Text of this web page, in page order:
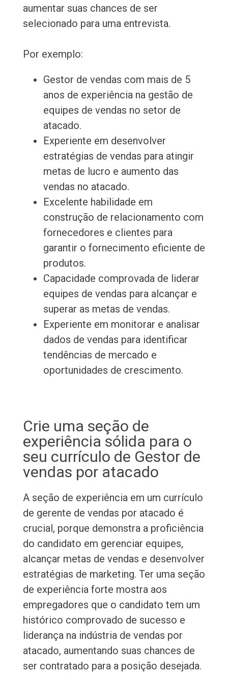
aumentar suas chances de ser
selecionado para uma entrevista.
Por exemplo:
Gestor de vendas com mais de 5
anos de experiência na gestão de
equipes de vendas no setor de
atacado.
Experiente em desenvolver
estratégias de vendas para atingir
metas de lucro e aumento das
vendas no atacado.
Excelente habilidade em
construção de relacionamento com
fornecedores e clientes para
garantir o fornecimento eficiente de
produtos.
Capacidade comprovada de liderar
equipes de vendas para alcançar e
superar as metas de vendas.
Experiente em monitorar e analisar
dados de vendas para identificar
tendências de mercado e
oportunidades de crescimento.
Crie uma seção de
experiência sólida para o
seu currículo de Gestor de
vendas por atacado
A seção de experiência em um currículo
de gerente de vendas por atacado é
crucial, porque demonstra a proficiência
do candidato em gerenciar equipes,
alcançar metas de vendas e desenvolver
estratégias de marketing. Ter uma seção
de experiência forte mostra aos
empregadores que o candidato tem um
histórico comprovado de sucesso e
liderança na indústria de vendas por
atacado, aumentando suas chances de
ser contratado para a posição desejada.